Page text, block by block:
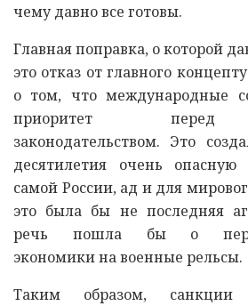
чему давно все готовы.
Главная поправка, о которой
это отказ от главного
о том, что международные
приоритет перед
законодательством. Это
десятилетия очень
самой России, ад и для
это была бы не последняя
речь пошла бы о
экономики на военные рельсы.
Таким образом, санкции